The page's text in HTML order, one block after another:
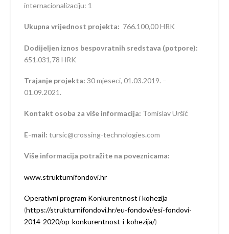
internacionalizaciju: 1
Ukupna vrijednost projekta: 766.100,00 HRK
Dodijeljen iznos bespovratnih sredstava (potpore):
651.031,78 HRK
Trajanje projekta:30 mjeseci, 01.03.2019. –
01.09.2021.
Kontakt osoba za više informacija: Tomislav Uršić
E-mail: tursic@crossing-technologies.com
Više informacija potražite na poveznicama:
www.strukturnifondovi.hr
Operativni program Konkurentnost i kohezija
(https://strukturnifondovi.hr/eu-fondovi/esi-fondovi-
2014-2020/op-konkurentnost-i-kohezija/)